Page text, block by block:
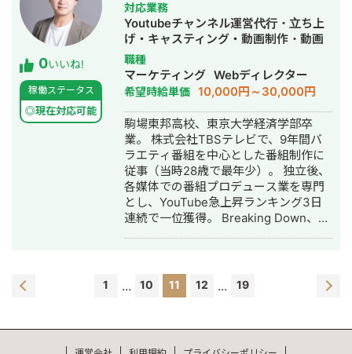
0いいね!
稼働ステータス
◎現在対応可能
対応業務
Youtubeチャンネル運営代行・立ち上
げ・キャスティング・動画制作・動画
編集
職種
マーケティング Webディレクター
希望時給単価 10,000円～30,000円
駒場東邦高校、東京大学経済学部卒
業。 株式会社TBSテレビで、9年間バ
ラエティ番組を中心とした番組制作に
従事（当時28歳で最年少）。 独立後、
各媒体での番組プロデュース業を専門
とし、YouTube急上昇ランキング3日
連続で一位獲得。 Breaking Down、
1 ... 10 11 12 ... 19